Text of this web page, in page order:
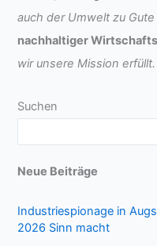
auch der Umwelt zu
nachhaltiger
wir unsere Mission erfüllt.
Suchen
Neue Beiträge
Industriespionage in
2026 Sinn macht